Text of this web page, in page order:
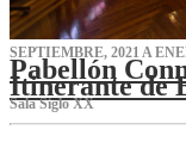
SEPTIEMBRE, 2021 A
Pabellón
Itinerante de
Sala Siglo XX